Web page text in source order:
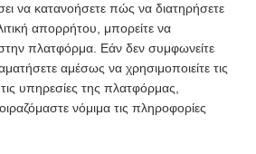
να κατανοήσετε πώς να διατηρήσετε
απορρήτου, μπορείτε να
πλατφόρμα. Εάν δεν συμφωνείτε
αμέσως να χρησιμοποιείτε τις
υπηρεσίες της πλατφόρμας,
νόμιμα τις πληροφορίες